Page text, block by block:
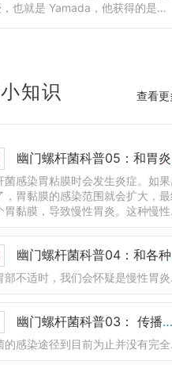
也就是 Yamada，他获得的是诺
院。那么2024年的时候呢，和大阪
合并了。那现在改名为大阪公立大
呢，现在人已经去世了。
知识 查看更
幽门螺杆菌科普05：和胃炎的关系
菌感染胃粘膜时会发生炎症。如
，胃黏膜的感染范围就会扩大，最
胃黏膜，导致慢性胃炎。这种慢性
些会发展为胃癌。
幽门螺杆菌科普04：和各种胃病的关系
反复出现胃部不适
幽门螺杆菌科普03： 传播途径是什么？如何预防感染？
幽门螺杆菌的感染途径到目前为止并